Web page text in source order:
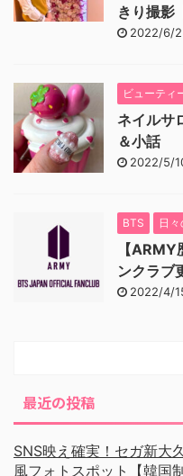
きり撮影
2022/6/2
ビューティ
ネイルサ
＆小話
2022/5/
BTS 日々
【
ンクラブ
2022/4/
最近の投稿
SNS映え確実！セガ新大
風フォトスポット【韓国